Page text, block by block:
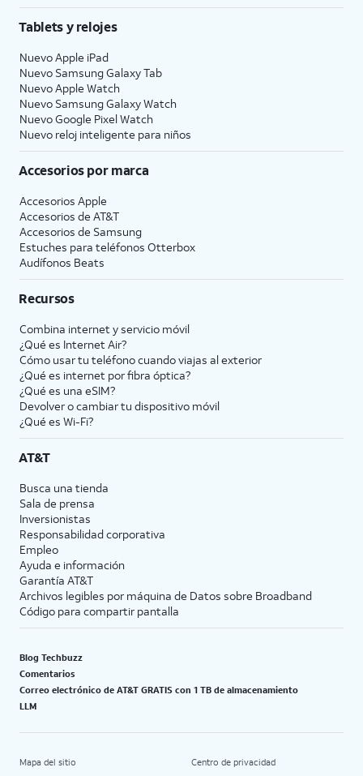
Tablets y relojes
Nuevo Apple iPad
Nuevo Samsung Galaxy Tab
Nuevo Apple Watch
Nuevo Samsung Galaxy Watch
Nuevo Google Pixel Watch
Nuevo reloj inteligente para niños
Accesorios por marca
Accesorios Apple
Accesorios de AT&T
Accesorios de Samsung
Estuches para teléfonos Otterbox
Audífonos Beats
Recursos
Combina internet y servicio móvil
¿Qué es Internet Air?
Cómo usar tu teléfono cuando viajas al exterior
¿Qué es internet por fibra óptica?
¿Qué es una eSIM?
Devolver o cambiar tu dispositivo móvil
¿Qué es Wi-Fi?
AT&T
Busca una tienda
Sala de prensa
Inversionistas
Responsabilidad corporativa
Empleo
Ayuda e información
Garantía AT&T
Archivos legibles por máquina de Datos sobre Broadband
Código para compartir pantalla
Blog Techbuzz
Comentarios
Correo electrónico de AT&T GRATIS con 1 TB de almacenamiento
LLM
Mapa del sitio Centro de privacidad